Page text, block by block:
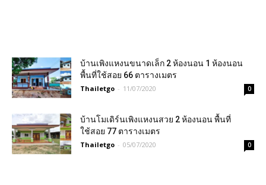
บ้านเพิงแหงนขนาดเล็ก 2 ห้องนอน 1 ห้องนอน
พื้นที่ใช้สอย 66 ตารางเมตร
Thailetgo - 11/07/2020 0
บ้านโมเดิร์นเพิงแหงนสวย 2 ห้องนอน พื้นที่
ใช้สอย 77 ตารางเมตร
Thailetgo - 05/07/2020 0